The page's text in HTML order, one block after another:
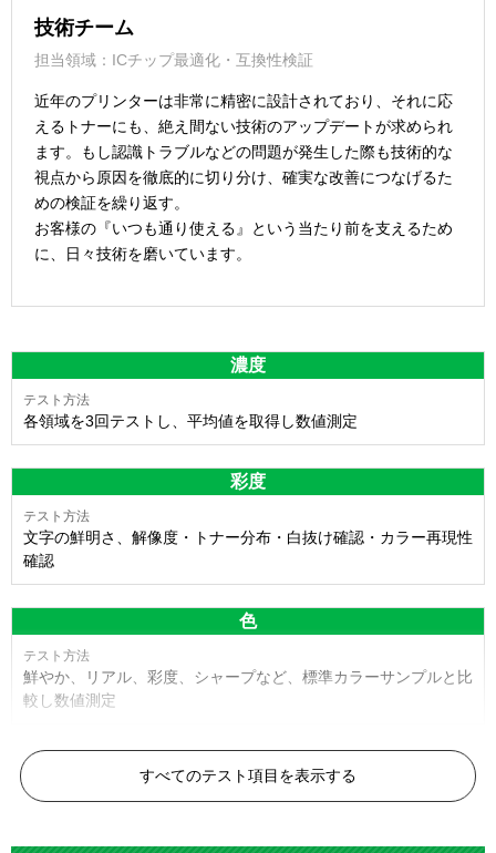
技術チーム
担当領域：ICチップ最適化・互換性検証
近年のプリンターは非常に精密に設計されており、それに応
えるトナーにも、絶え間ない技術のアップデートが求められ
ます。もし認識トラブルなどの問題が発生した際も技術的な
視点から原因を徹底的に切り分け、確実な改善につなげるた
めの検証を繰り返す。
お客様の『いつも通り使える』という当たり前を支えるため
に、日々技術を磨いています。
濃度
各領域を3回テストし、平均値を取得し数値測定
彩度
文字の鮮明さ、解像度・トナー分布・白抜け確認・カラー再現性
確認
色
鮮やか、リアル、彩度、シャープなど、標準カラーサンプルと比
較し数値測定
すべてのテスト項目を表示する